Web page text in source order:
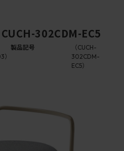
302CDM-EC5
製品記号
（CUCH-
302CDM-
EC5）